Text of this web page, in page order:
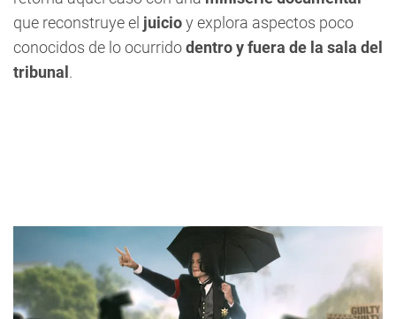
que reconstruye el juicioy explora aspectos poco
conocidos de lo ocurridodentro y fuera de la sala del
tribunal .